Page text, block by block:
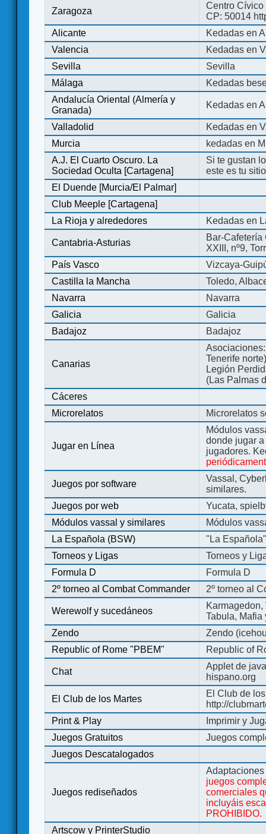
Zaragoza
Centro Cívico
CP: 50014
Alicante
Kedadas en
Valencia
Kedadas en
Sevilla
Sevilla
Málaga
Kedadas
Andalucía Oriental (Almería y
Granada)
Kedadas en
Valladolid
Kedadas en
Murcia
kedadas en
A.J. El Cuarto Oscuro. La
Sociedad Oculta [Cartagena]
Si te gustan
este es tu
El Duende [Murcia/El Palmar]
Club Meeple [Cartagena]
La Rioja y alrededores
Kedadas en
Cantabria-Asturias
Bar-
XXIII, nº9,
País Vasco
Vizcaya-
Castilla la Mancha
Toledo,
Navarra
Navarra
Galicia
Galicia
Badajoz
Badajoz
Canarias
Tenerife
Legión
(Las Palmas
Cáceres
Microrelatos
Microrelatos
Jugar en Línea
Módulos
donde jugar
jugadores.
Juegos por software
Vassal,
similares.
Juegos por web
Yucata,
Módulos vassal y similares
Módulos
La Española (BSW)
"La
Torneos y Ligas
Torneos y
Formula D
Formula D
2º torneo al Combat Commander
2º torneo al
Werewolf y sucedáneos
Tabula, Mafia
Zendo
Zendo
Republic of Rome "PBEM"
Republic of
Chat
Applet de
hispano.org
El Club de los Martes
El Club de
http://
Print & Play
Imprimir y
Juegos Gratuitos
Juegos
Juegos Descatalogados
Juegos rediseñados
juegos
comerciales
incluyáis
PROHIBIDO.
Artscow y PrinterStudio